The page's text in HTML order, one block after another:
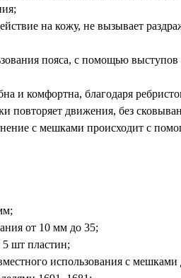
на кожу, не вызывает
пояса, с помощью выступов
и комфортна, благодаря
повторяет движения, без
с мешками происходит с
от 10 мм до 35;
5 шт пластин;
использования с мешками